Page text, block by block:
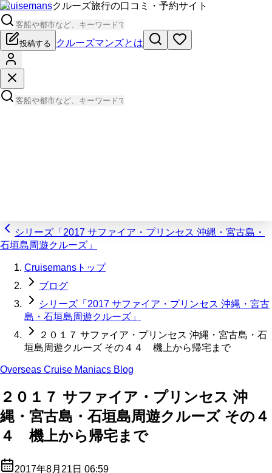
Cruisemansクルーズ旅行の口コミ・予約サイト
投稿する クルーズマンズとは
シリーズ「2017 サファイア・プリンセス 沖縄・宮古島・
石垣島周遊クルーズ」
Cruisemansトップ
ブログ
シリーズ「2017 サファイア・プリンセス 沖縄・宮古
島・石垣島周遊クルーズ」
２０１７ サファイア・プリンセス 沖縄・宮古島・石
垣島周遊クルーズ その４４ 機上から帰宅まで
Overseas Cruise Maniacs Blog
２０１７ サファイア・プリンセス 沖
縄・宮古島・石垣島周遊クルーズ その４
４ 機上から帰宅まで
2017年8月21日 06:59